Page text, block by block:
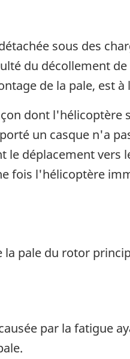
sous des
du décollement
de la pale, est
dont l'hélicoptère
un casque n'a
déplacement vers
fois l'hélicoptère
la pale du rotor
par la fatigue